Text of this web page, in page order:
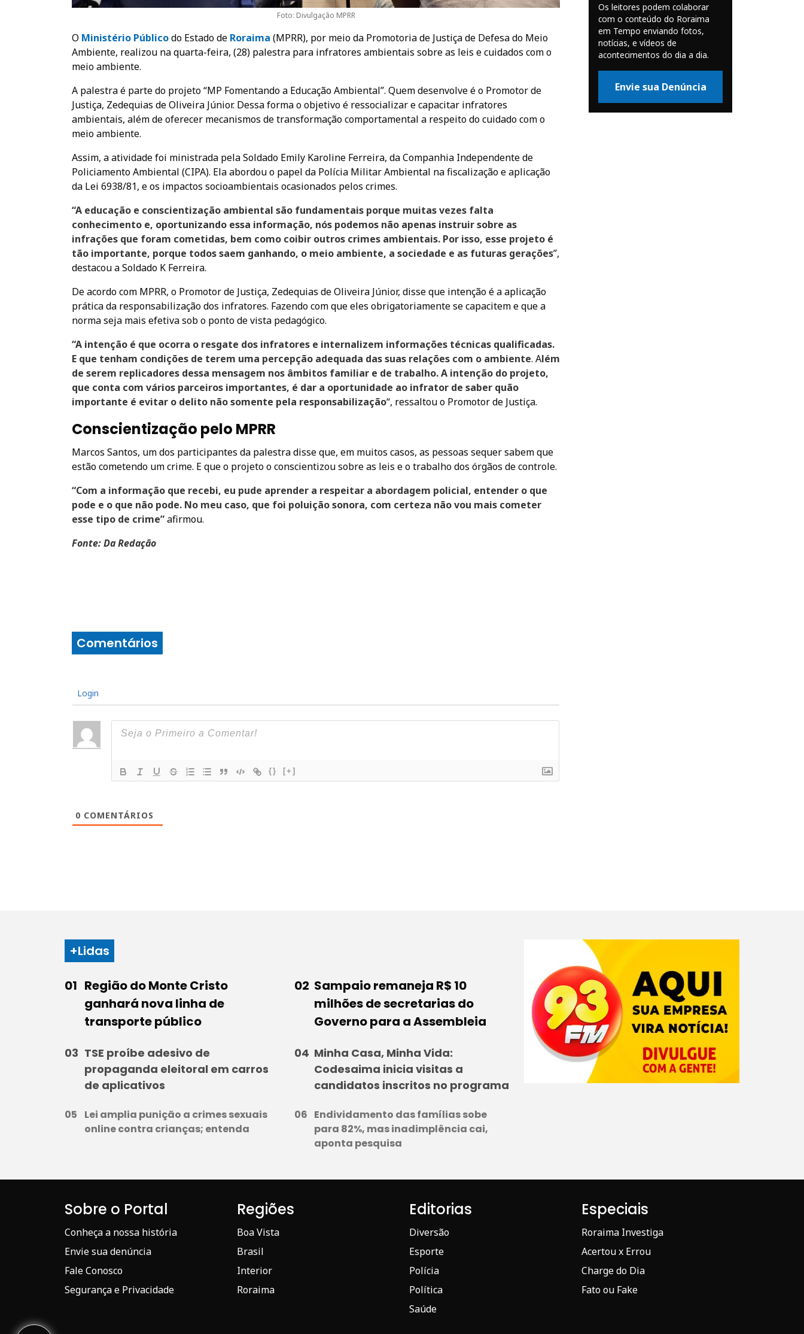
Foto: Divulgação MPRR
O Ministério Públicodo Estado de Roraima (MPRR), por meio da Promotoria de Justiça de Defesa do Meio
Ambiente, realizou na quarta-feira, (28) palestra para infratores ambientais sobre as leis e cuidados com o
meio ambiente.
A palestra é parte do projeto “MP Fomentando a Educação Ambiental”. Quem desenvolve é o Promotor de
Justiça, Zedequias de Oliveira Júnior. Dessa forma o objetivo é ressocializar e capacitar infratores
ambientais, além de oferecer mecanismos de transformação comportamental a respeito do cuidado com o
meio ambiente.
Assim, a atividade foi ministrada pela Soldado Emily Karoline Ferreira, da Companhia Independente de
Policiamento Ambiental (CIPA). Ela abordou o papel da Polícia Militar Ambiental na fiscalização e aplicação
da Lei 6938/81, e os impactos socioambientais ocasionados pelos crimes.
“A educação e conscientização ambiental são fundamentais porque muitas vezes falta
conhecimento e, oportunizando essa informação, nós podemos não apenas instruir sobre as
infrações que foram cometidas, bem como coibir outros crimes ambientais. Por isso, esse projeto é
tão importante, porque todos saem ganhando, o meio ambiente, a sociedade e as futuras gerações”,
destacou a Soldado K Ferreira.
De acordo com MPRR, o Promotor de Justiça, Zedequias de Oliveira Júnior, disse que intenção é a aplicação
prática da responsabilização dos infratores. Fazendo com que eles obrigatoriamente se capacitem e que a
norma seja mais efetiva sob o ponto de vista pedagógico.
“A intenção é que ocorra o resgate dos infratores e internalizem informações técnicas qualificadas.
E que tenham condições de terem uma percepção adequada das suas relações com o ambiente. Além
de serem replicadores dessa mensagem nos âmbitos familiar e de trabalho. A intenção do projeto,
que conta com vários parceiros importantes, é dar a oportunidade ao infrator de saber quão
importante é evitar o delito não somente pela responsabilização“, ressaltou o Promotor de Justiça.
Conscientização pelo MPRR
Marcos Santos, um dos participantes da palestra disse que, em muitos casos, as pessoas sequer sabem que
estão cometendo um crime. E que o projeto o conscientizou sobre as leis e o trabalho dos órgãos de controle.
“Com a informação que recebi, eu pude aprender a respeitar a abordagem policial, entender o que
pode e o que não pode. No meu caso, que foi poluição sonora, com certeza não vou mais cometer
esse tipo de crime”afirmou.
Fonte: Da Redação
Comentários
Login
{} [+]
0 COMENTÁRIOS
Os leitores podem colaborar
com o conteúdo do Roraima
em Tempo enviando fotos,
notícias, e vídeos de
acontecimentos do dia a dia.
Envie sua Denúncia
+Lidas
Região do Monte Cristo
ganhará nova linha de
transporte público
Sampaio remaneja R$ 10
milhões de secretarias do
Governo para a Assembleia
TSE proíbe adesivo de
propaganda eleitoral em carros
de aplicativos
Minha Casa, Minha Vida:
Codesaima inicia visitas a
candidatos inscritos no programa
Lei amplia punição a crimes sexuais
online contra crianças; entenda
Endividamento das famílias sobe
para 82%, mas inadimplência cai,
aponta pesquisa
Sobre o Portal
Conheça a nossa história
Envie sua denúncia
Fale Conosco
Segurança e Privacidade
Regiões
Boa Vista
Brasil
Interior
Roraima
Editorias
Diversão
Esporte
Polícia
Política
Saúde
Especiais
Roraima Investiga
Acertou x Errou
Charge do Dia
Fato ou Fake